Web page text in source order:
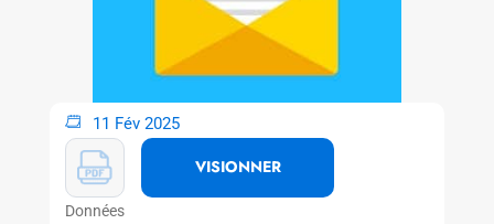
11 Fév 2025
VISIONNER
Données